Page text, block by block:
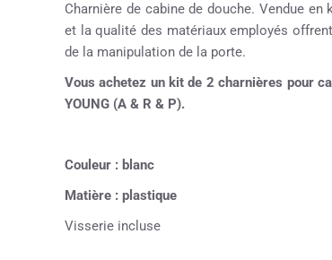
Charnière de cabine de douche. Vendue
et la qualité des matériaux employés
de la manipulation de la porte.
Vous achetez un kit de 2 charnières pour
YOUNG (A & R & P).
Couleur : blanc
Matière : plastique
Visserie incluse